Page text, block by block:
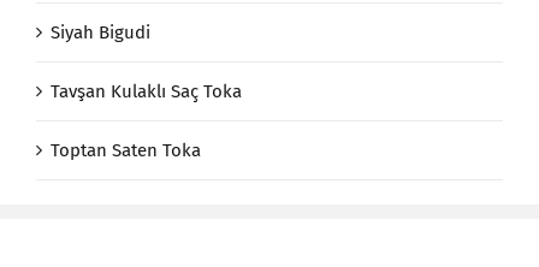
Siyah Bigudi
Tavşan Kulaklı Saç Toka
Toptan Saten Toka